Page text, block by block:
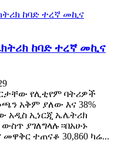
ከባድ ተረኛ መኪና
የሊቲየም ባትሪዎች
አቅም ያለው እና 38%
አዲስ ኢነርጂ ኤሌትሪክ
ውስጥ ያገለግላሉ።በአሁኑ
ተጠናቆ 30,860 ካሬ...